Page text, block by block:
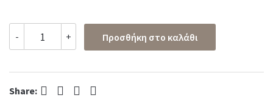
-
Νεροχύτη
Κουζίνας
Granite
+ Προσθήκη στο καλάθι
Share: Facebook Twitter Pinterest LinkedIn